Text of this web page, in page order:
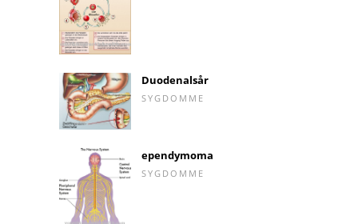
Duodenalsår
SYGDOMME
ependymoma
SYGDOMME